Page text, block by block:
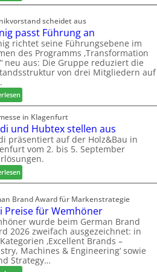
d
z
u
r
H
a
s
m
s
s
e
M
b
e
l
b
r
n
c
h
e
r
ö
r
t
r
t
Z
u
k
u
n
scheidet aus
passt Führung an
richtet seine Führungsebene im
des Programms ‚Transformation
neu aus: Die Gruppe reduziert die
von drei Mitgliedern auf
:
W
e
i
n
i
g
a
s
t
F
ü
h
r
u
in Klagenfurt
und Hubtex stellen aus
präsentiert auf der Holz&Bau in
vom 2. bis 5. September
:
E
v
e
d
i
u
n
d
Brand Award für Markenstrategie
Preise für Wemhöner
wurde beim German Brand
2026 zweifach ausgezeichnet: in
‚Excellent Brands –
Machines & Engineering‘ sowie
Strategy…